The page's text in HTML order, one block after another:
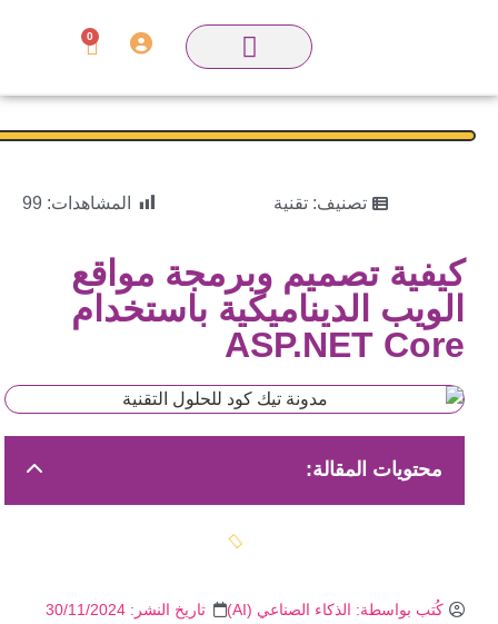
0
تصنيف:تقنية المشاهدات: 99
كيفية تصميم وبرمجة مواقع
الويب الديناميكية باستخدام
ASP.NET Core
محتويات المقالة:
كُتب بواسطة:الذكاء الصناعي (AI) تاريخ النشر:30/11/2024